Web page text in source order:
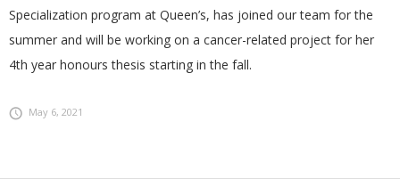
Specialization program at Queen’s, has joined our team for the
summer and will be working on a cancer-related project for her
4th year honours thesis starting in the fall.
May 6, 2021